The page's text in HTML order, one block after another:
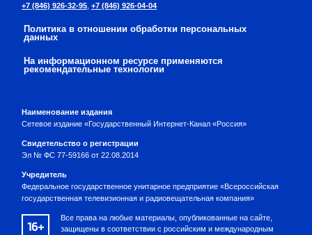
+7 (846) 926-32-95 +7 (846) 926-04-04
Политика в отношении обработки персональных
данных
На информационном ресурсе применяются
рекомендательные технологии
Наименование издания
Сетевое издание «Государственный Интернет-Канал «Россия»
Свидетельство о регистрации
Эл № ФС 77-59166 от 22.08.2014
Учредитель
Федеральное государственное унитарное предприятие «Всероссийская
государственная телевизионная и радиовещательная компания»
16+
Все права на любые материалы, опубликованные на сайте,
защищены в соответствии с российским и международным